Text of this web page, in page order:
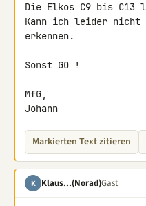
Die Elkos C9 bis C13
Kann ich leider nicht
erkennen.
Sonst GO !
MfG,
Johann
Markierten Text zitieren
K Klaus...(Norad)Gast